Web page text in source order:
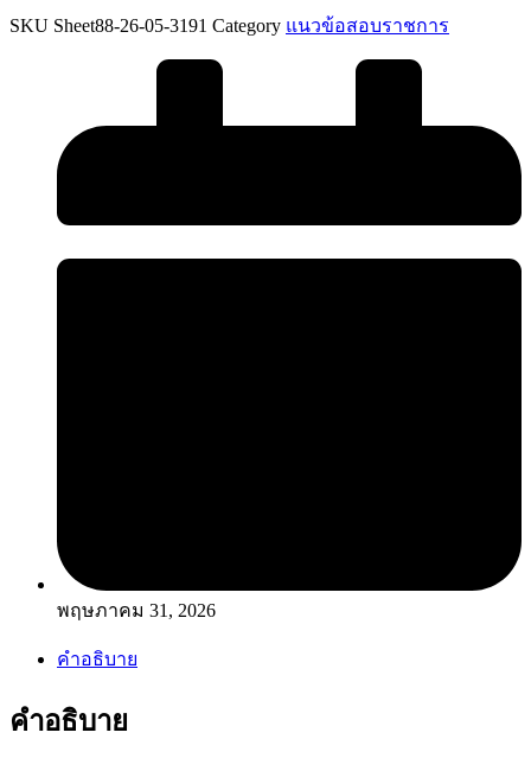
รู้
SKU Sheet88-26-05-3191 Category แนวข้อสอบราชการ
พฤษภาคม 31, 2026
คำอธิบาย
คำอธิบาย